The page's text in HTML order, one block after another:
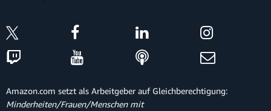
Amazon.com setzt als Arbeitgeber auf Gleichberechtigung:
Minderheiten/Frauen/Menschen mit